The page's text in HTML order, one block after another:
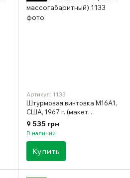
Артикул: 1133
Штурмовая винтовка M16A1,
США, 1967 г. (макет
массогабаритный)
9 535 грн
В наличии
Купить